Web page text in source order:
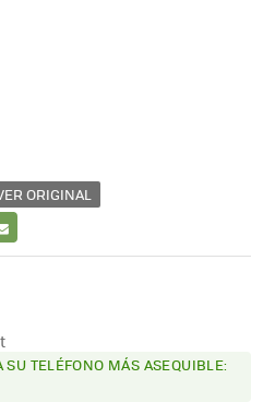
ORIGINAL
TELÉFONO MÁS ASEQUIBLE: